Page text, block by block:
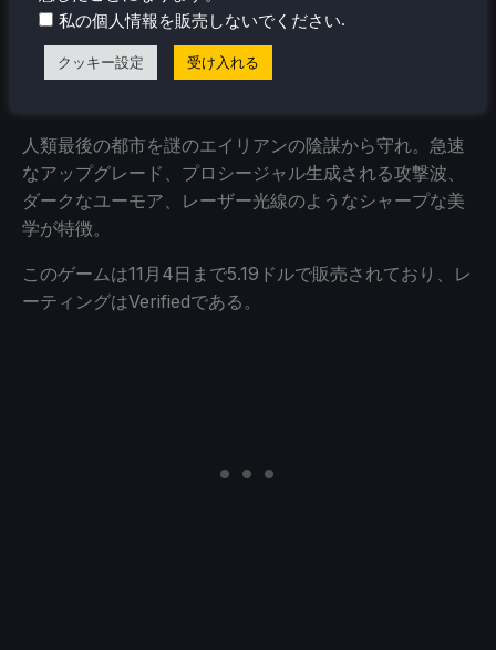
ユートピア・マスト・フォール（検証済み）
人類最後の都市を謎のエイリアンの陰謀から守れ。急速
なアップグレード、プロシージャル生成される攻撃波、
ダークなユーモア、レーザー光線のようなシャープな美
学が特徴。
このゲームは11月4日まで5.19ドルで販売されており、レ
ーティングはVerifiedである。
私の個人情報を販売しないでください.
クッキー設定 受け入れる